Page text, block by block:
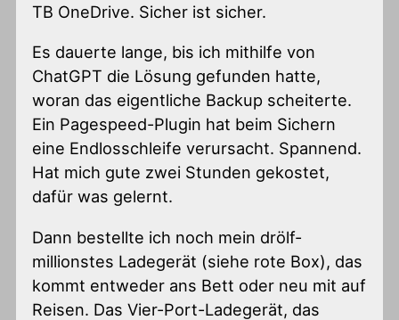
TB OneDrive. Sicher ist sicher.
Es dauerte lange, bis ich mithilfe von
ChatGPT die Lösung gefunden hatte,
woran das eigentliche Backup scheiterte.
Ein Pagespeed-Plugin hat beim Sichern
eine Endlosschleife verursacht. Spannend.
Hat mich gute zwei Stunden gekostet,
dafür was gelernt.
Dann bestellte ich noch mein drölf-
millionstes Ladegerät (siehe rote Box), das
kommt entweder ans Bett oder neu mit auf
Reisen. Das Vier-Port-Ladegerät, das